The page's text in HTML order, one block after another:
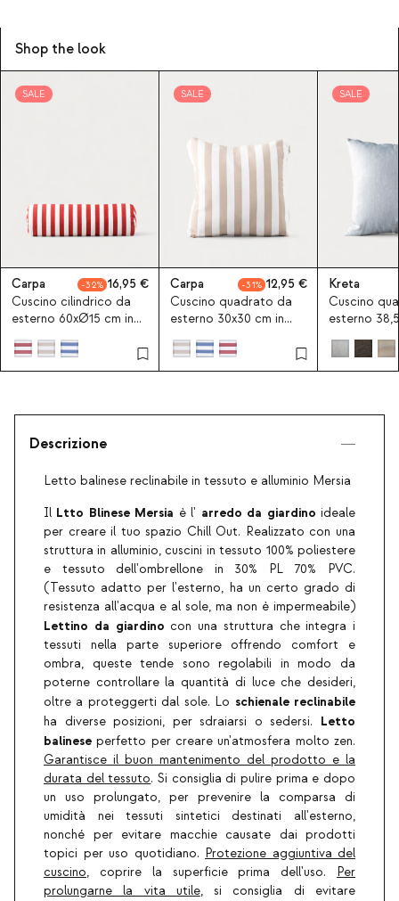
Shop the look
SALE
Carpa 32
16,95
Cuscino cilindrico da
esterno 60xØ15 cm in
tessuto Carpa
SALE
Carpa 31
12,95
Cuscino quadrato da
esterno 30x30 cm in
tessuto Carpa
SALE
Kreta
Cuscino
esterno
tessuto
Descrizione
Letto balinese reclinabile in tessuto e alluminio Mersia
Il Ltto Blinese Mersia è l' arredo da giardino ideale
per creare il tuo spazio Chill Out. Realizzato con una
struttura in alluminio, cuscini in tessuto 100% poliestere
e tessuto dell'ombrellone in 30% PL 70% PVC.
(Tessuto adatto per l'esterno, ha un certo grado di
resistenza all'acqua e al sole, ma non è impermeabile)
Lettino da giardino con una struttura che integra i
tessuti nella parte superiore offrendo comfort e
ombra, queste tende sono regolabili in modo da
poterne controllare la quantità di luce che desideri,
oltre a proteggerti dal sole. Lo schienale reclinabile
ha diverse posizioni, per sdraiarsi o sedersi. Letto
balinese perfetto per creare un'atmosfera molto zen.
Garantisce il buon mantenimento del prodotto e la
durata del tessuto. Si consiglia di pulire prima e dopo
un uso prolungato, per prevenire la comparsa di
umidità nei tessuti sintetici destinati all'esterno,
nonché per evitare macchie causate dai prodotti
topici per uso quotidiano. Protezione aggiuntiva del
cuscino, coprire la superficie prima dell'uso. Per
prolungarne la vita utile, si consiglia di evitare